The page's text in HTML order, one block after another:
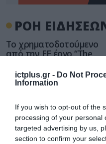
ictplus.gr - Do Not
Information
If you wish to opt-out of the
processing of your personal
targeted advertising by us,
section to confirm your
ΡΟΗ
Το χρηματοδοτούμενο
από την ΕΕ έργο “The
ενισχύει την ασφάλεια
των παιδιών στο
31.07.2026
για τα πρόστιμα σε
παραβάσεις που
αφορούν τους ΦΗΜ
31.07.2026